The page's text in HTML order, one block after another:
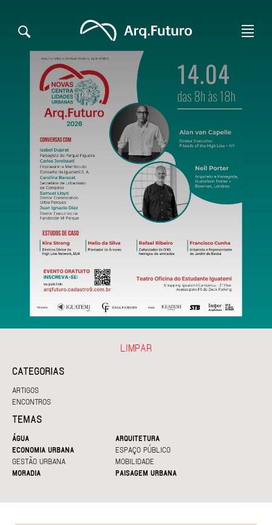
CATEGORIAS
ARTIGOS
ENCONTROS
TEMAS
ÁGUA
ARQUITETURA
ECONOMIA URBANA
ESPAÇO PÚBLICO
GESTÃO URBANA
MOBILIDADE
MORADIA
PAISAGEM URBANA
LIMPAR